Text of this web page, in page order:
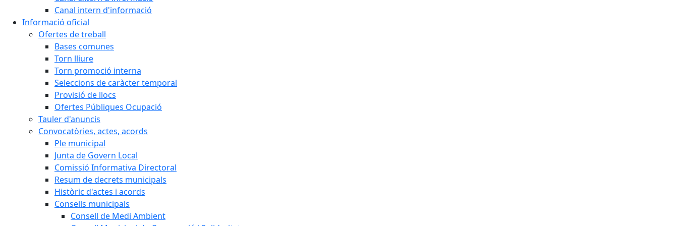
Canal intern d'informació
Informació oficial
Ofertes de treball
Bases comunes
Torn lliure
Torn promoció interna
Seleccions de caràcter temporal
Provisió de llocs
Ofertes Públiques Ocupació
Tauler d'anuncis
Convocatòries, actes, acords
Ple municipal
Junta de Govern Local
Comissió Informativa Directoral
Resum de decrets municipals
Històric d'actes i acords
Consells municipals
Consell de Medi Ambient